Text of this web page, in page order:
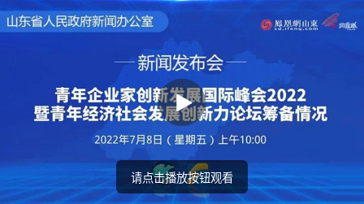
请点击播放按钮观看